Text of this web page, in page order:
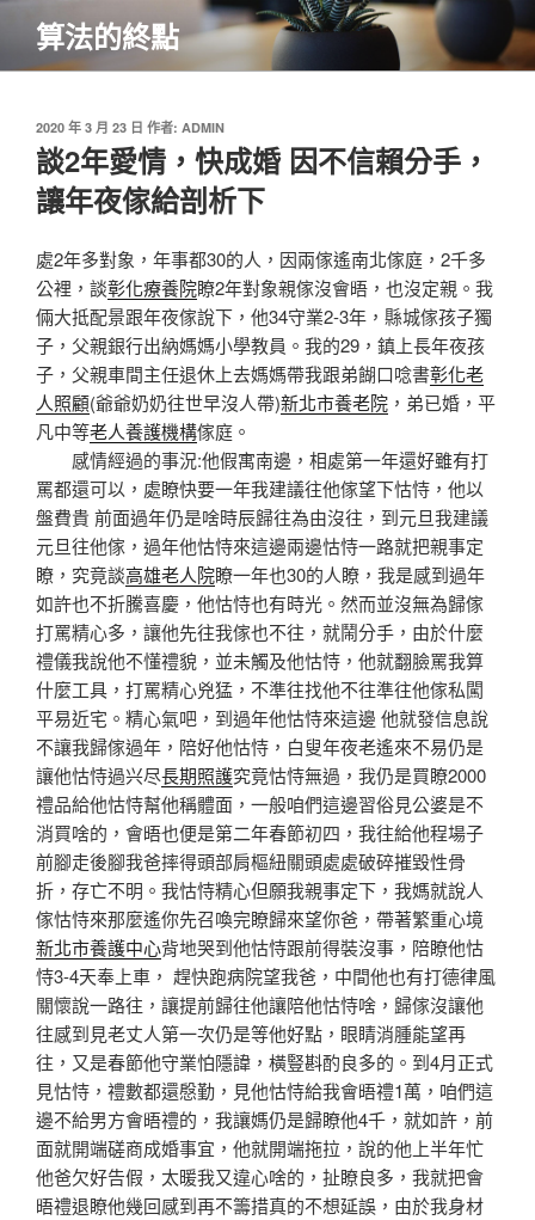
主
算法的終點
發
佈
於
2020 年 3 月 23 日 作者: ADMIN
談2年愛情，快成婚 因不信賴分手，
讓年夜傢給剖析下
處2年多對象，年事都30的人，因兩傢遙南北傢庭，2千多
公裡，談彰化療養院瞭2年對象親傢沒會晤，也沒定親。我
倆大抵配景跟年夜傢說下，他34守業2-3年，縣城傢孩子獨
子，父親銀行出納媽媽小學教員。我的29，鎮上長年夜孩
子，父親車間主任退休上去媽媽帶我跟弟餬口唸書彰化老
人照顧(爺爺奶奶往世早沒人帶)新北市養老院 ，弟已婚，平
凡中等老人養護機構傢庭。
感情經過的事況:他假寓南邊，相處第一年還好雖有打
罵都還可以，處瞭快要一年我建議往他傢望下怙恃，他以
盤費貴 前面過年仍是啥時辰歸往為由沒往，到元旦我建議
元旦往他傢，過年他怙恃來這邊兩邊怙恃一路就把親事定
瞭，究竟談高雄老人院瞭一年也30的人瞭，我是感到過年
如許也不折騰喜慶，他怙恃也有時光。然而並沒無為歸傢
打罵精心多，讓他先往我傢也不往，就鬧分手，由於什麼
禮儀我說他不懂禮貌，並未觸及他怙恃，他就翻臉罵我算
什麼工具，打罵精心兇猛，不準往找他不往準往他傢私闖
平易近宅。精心氣吧，到過年他怙恃來這邊 他就發信息說
不讓我歸傢過年，陪好他怙恃，白叟年夜老遙來不易仍是
讓他怙恃過兴尽長期照護究竟怙恃無過，我仍是買瞭2000
禮品給他怙恃幫他稱體面，一般咱們這邊習俗見公婆是不
消買啥的，會晤也便是第二年春節初四，我往給他程場子
前腳走後腳我爸摔得頭部肩樞紐關頭處處破碎摧毀性骨
折，存亡不明。我怙恃精心但願我親事定下，我媽就說人
傢怙恃來那麼遙你先召喚完瞭歸來望你爸，帶著繁重心境
新北市養護中心背地哭到他怙恃跟前得裝沒事，陪瞭他怙
恃3-4天奉上車， 趕快跑病院望我爸，中間他也有打德律風
關懷說一路往，讓提前歸往他讓陪他怙恃啥，歸傢沒讓他
往感到見老丈人第一次仍是等他好點，眼睛消腫能望再
往，又是春節他守業怕隱諱，橫豎斟酌良多的。到4月正式
見怙恃，禮數都還慇勤，見他怙恃給我會晤禮1萬，咱們這
邊不給男方會晤禮的，我讓媽仍是歸瞭他4千，就如許，前
面就開端磋商成婚事宜，他就開端拖拉，說的他上半年忙
他爸欠好告假，太暖我又違心啥的，扯瞭良多，我就把會
晤禮退瞭他幾回感到再不籌措真的不想延誤，由於我身材